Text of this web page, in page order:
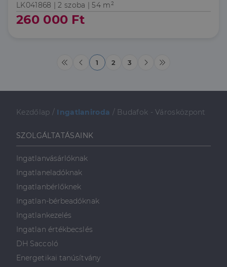
LK041868 |2 szoba | 54 m²
260 000 Ft
1 2 3
Kezdőlap / Ingatlaniroda / Budafok - Városközpont
SZOLGÁLTATÁSAINK
Ingatlanvásárlóknak
Ingatlaneladóknak
Ingatlanbérlőknek
Ingatlan-bérbeadóknak
Ingatlankezelés
Ingatlan értékbecslés
DH Saccoló
Energetikai tanúsítvány
reklámról,
weboldalt.